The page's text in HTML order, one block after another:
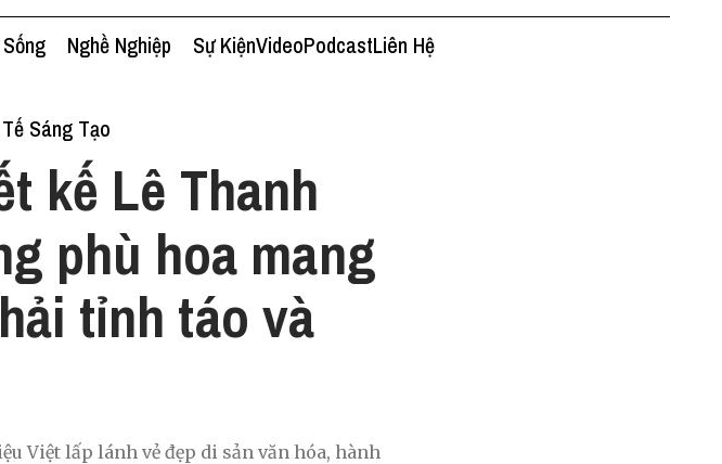
Nghề Nghiệp Sự KiệnVideoPodcastLiên Hệ
Sáng Tạo
kế Lê Thanh
phù hoa mang
tỉnh táo và
Việt lấp lánh vẻ đẹp di sản văn hóa, hành